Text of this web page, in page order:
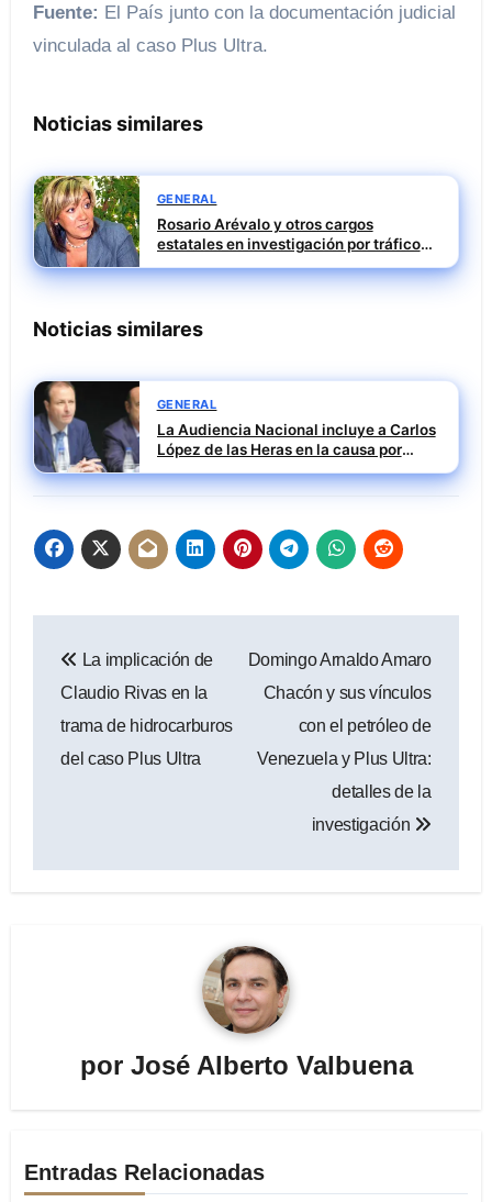
Fuente: El País junto con la documentación judicial
vinculada al caso Plus Ultra.
Noticias similares
GENERAL
Rosario Arévalo y otros cargos
estatales en investigación por tráfico
de influencias
Noticias similares
GENERAL
La Audiencia Nacional incluye a Carlos
López de las Heras en la causa por
presuntas irregularidades en el rescate
de 112,8 millones a Tubos Reunidos
de
entradas
La implicación de
Claudio Rivas en la
trama de hidrocarburos
del caso Plus Ultra
Domingo Arnaldo Amaro
Chacón y sus vínculos
con el petróleo de
Venezuela y Plus Ultra:
detalles de la
investigación
por José Alberto Valbuena
Entradas Relacionadas